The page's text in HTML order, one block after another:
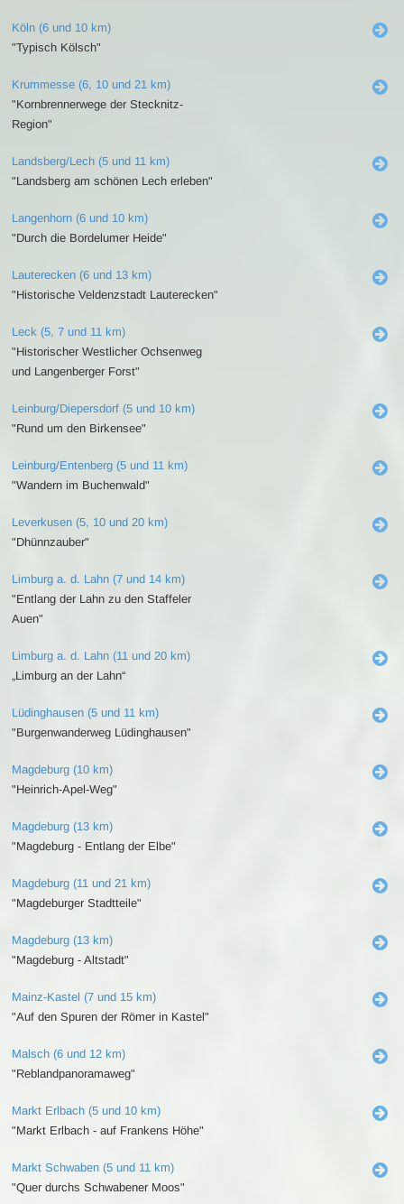
Köln (6 und 10 km)
"Typisch Kölsch"
Krummesse (6, 10 und 21 km)
"Kornbrennerwege der Stecknitz-
Region"
Landsberg/Lech (5 und 11 km)
"Landsberg am schönen Lech erleben"
Langenhorn (6 und 10 km)
"Durch die Bordelumer Heide"
Lauterecken (6 und 13 km)
"Historische Veldenzstadt Lauterecken"
Leck (5, 7 und 11 km)
"Historischer Westlicher Ochsenweg
und Langenberger Forst"
Leinburg/Diepersdorf (5 und 10 km)
"Rund um den Birkensee"
Leinburg/Entenberg (5 und 11 km)
"Wandern im Buchenwald"
Leverkusen (5, 10 und 20 km)
"Dhünnzauber"
Limburg a. d. Lahn (7 und 14 km)
"Entlang der Lahn zu den Staffeler
Auen"
Limburg a. d. Lahn (11 und 20 km)
„Limburg an der Lahn“
Lüdinghausen (5 und 11 km)
"Burgenwanderweg Lüdinghausen"
Magdeburg (10 km)
"Heinrich-Apel-Weg"
Magdeburg (13 km)
"Magdeburg - Entlang der Elbe"
Magdeburg (11 und 21 km)
"Magdeburger Stadtteile"
Magdeburg (13 km)
"Magdeburg - Altstadt"
Mainz-Kastel (7 und 15 km)
"Auf den Spuren der Römer in Kastel"
Malsch (6 und 12 km)
"Reblandpanoramaweg"
Markt Erlbach (5 und 10 km)
"Markt Erlbach - auf Frankens Höhe"
Markt Schwaben (5 und 11 km)
"Quer durchs Schwabener Moos"